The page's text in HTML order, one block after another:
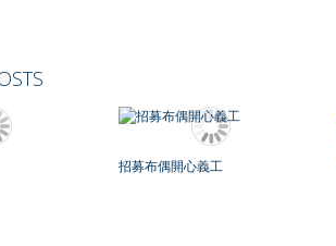
招募布偶開心義工